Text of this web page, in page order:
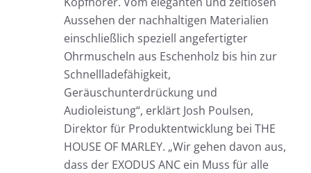
Aussehen der nachhaltigen Materialien
einschließlich speziell angefertigter
Ohrmuscheln aus Eschenholz bis hin zur
Schnellladefähigkeit,
Geräuschunterdrückung und
Audioleistung“, erklärt Josh Poulsen,
Direktor für Produktentwicklung bei THE
HOUSE OF MARLEY. „Wir gehen davon aus,
dass der EXODUS ANC ein Muss für alle